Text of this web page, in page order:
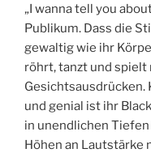
„I wanna tell you
Publikum. Dass die
gewaltig wie ihr
röhrt, tanzt und
Gesichtsausdrücken.
und genial ist ihr
in unendlichen
Höhen an Lautstärke